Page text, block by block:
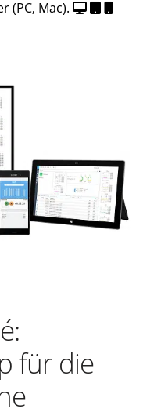
(PC, Mac).
für die